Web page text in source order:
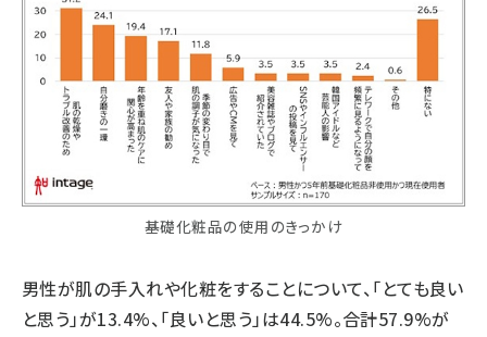
基礎化粧品の使用のきっかけ
男性が肌の手入れや化粧をすることについて、「とても良い
と思う」が13.4%、「良いと思う」は44.5%。合計57.9%が